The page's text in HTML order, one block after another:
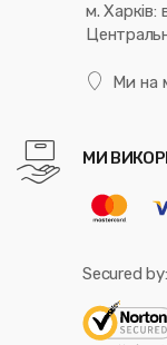
м. Харків:
Ми на
МИ
Secured by: